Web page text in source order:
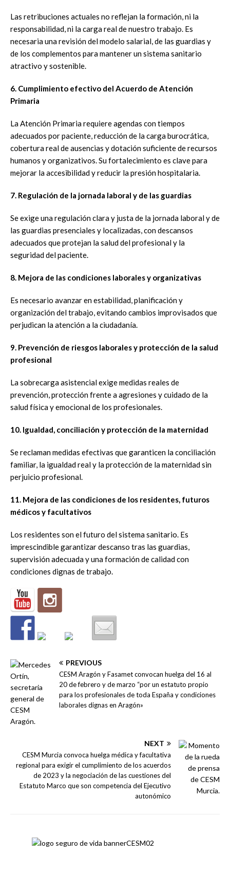
Las retribuciones actuales no reflejan la formación, ni la
responsabilidad, ni la carga real de nuestro trabajo. Es
necesaria una revisión del modelo salarial, de las guardias y
de los complementos para mantener un sistema sanitario
atractivo y sostenible.
6. Cumplimiento efectivo del Acuerdo de Atención
Primaria
La Atención Primaria requiere agendas con tiempos
adecuados por paciente, reducción de la carga burocrática,
cobertura real de ausencias y dotación suficiente de recursos
humanos y organizativos. Su fortalecimiento es clave para
mejorar la accesibilidad y reducir la presión hospitalaria.
7. Regulación de la jornada laboral y de las guardias
Se exige una regulación clara y justa de la jornada laboral y de
las guardias presenciales y localizadas, con descansos
adecuados que protejan la salud del profesional y la
seguridad del paciente.
8. Mejora de las condiciones laborales y organizativas
Es necesario avanzar en estabilidad, planificación y
organización del trabajo, evitando cambios improvisados que
perjudican la atención a la ciudadanía.
9. Prevención de riesgos laborales y protección de la salud
profesional
La sobrecarga asistencial exige medidas reales de
prevención, protección frente a agresiones y cuidado de la
salud física y emocional de los profesionales.
10. Igualdad, conciliación y protección de la maternidad
Se reclaman medidas efectivas que garanticen la conciliación
familiar, la igualdad real y la protección de la maternidad sin
perjuicio profesional.
11. Mejora de las condiciones de los residentes, futuros
médicos y facultativos
Los residentes son el futuro del sistema sanitario. Es
imprescindible garantizar descanso tras las guardias,
supervisión adecuada y una formación de calidad con
condiciones dignas de trabajo.
PREVIOUS
CESM Aragón y Fasamet convocan huelga del 16 al
20 de febrero y de marzo “por un estatuto propio
para los profesionales de toda España y condiciones
laborales dignas en Aragón»
NEXT
CESM Murcia convoca huelga médica y facultativa
regional para exigir el cumplimiento de los acuerdos
de 2023 y la negociación de las cuestiones del
Estatuto Marco que son competencia del Ejecutivo
autonómico